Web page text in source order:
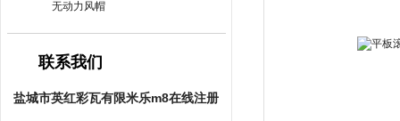
无动力风帽
联系我们
盐城市英红彩瓦有限米乐m8在线注册